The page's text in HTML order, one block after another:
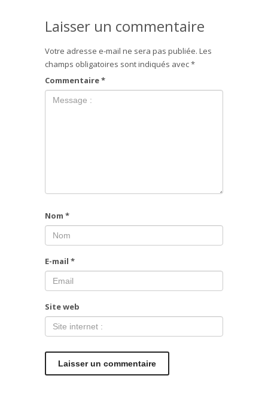
Laisser un commentaire
Votre adresse e-mail ne sera pas publiée. Les
champs obligatoires sont indiqués avec*
Commentaire*
Nom *
E-mail *
Site web